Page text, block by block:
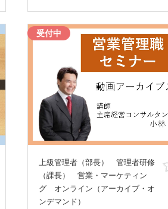
お気に入り
受付中
上級管理者（部長） 管理者研修
（課長） 営業・マーケティン
グ オンライン（アーカイブ・オ
ンデマンド）